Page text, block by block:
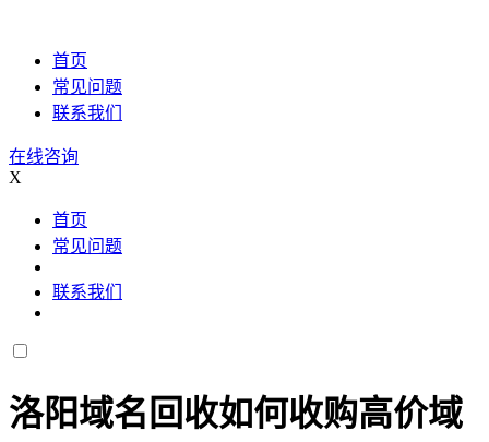
首页
常见问题
联系我们
在线咨询
X
首页
常见问题
联系我们
洛阳域名回收如何收购高价域